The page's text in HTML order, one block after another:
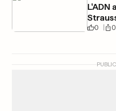
L'ADN
0 0